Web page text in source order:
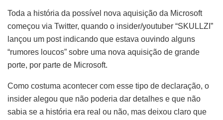
Toda a história da possível nova aquisição da Microsoft
começou via Twitter, quando o insider/youtuber “SKULLZI”
lançou um post indicando que estava ouvindo alguns
“rumores loucos” sobre uma nova aquisição de grande
porte, por parte de Microsoft.
Como costuma acontecer com esse tipo de declaração, o
insider alegou que não poderia dar detalhes e que não
sabia se a história era real ou não, mas deixou claro que